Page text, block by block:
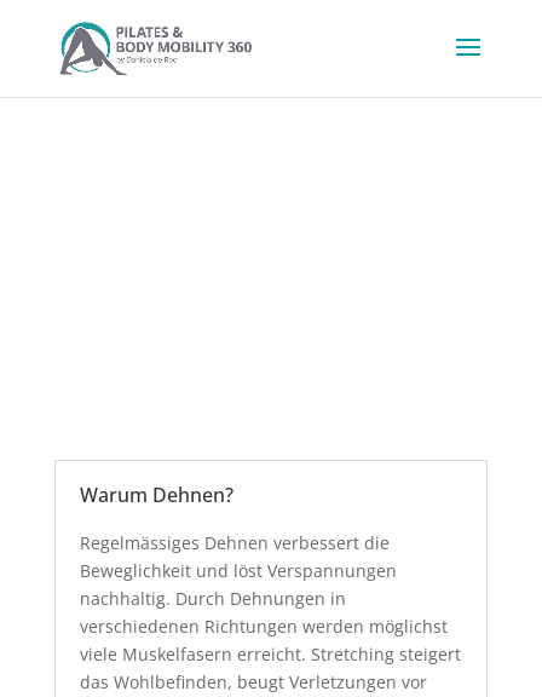
Warum Dehnen?
Regelmässiges Dehnen verbessert die
Beweglichkeit und löst Verspannungen
nachhaltig. Durch Dehnungen in
verschiedenen Richtungen werden möglichst
viele Muskelfasern erreicht. Stretching steigert
das Wohlbefinden, beugt Verletzungen vor